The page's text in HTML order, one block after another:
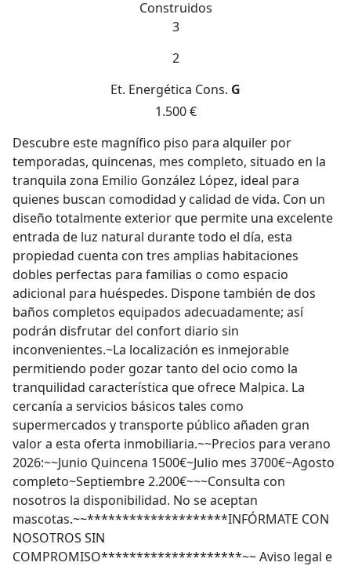
Construidos
3
2
Et. Energética Cons. G
1.500 €
Descubre este magnífico piso para alquiler por
temporadas, quincenas, mes completo, situado en la
tranquila zona Emilio González López, ideal para
quienes buscan comodidad y calidad de vida. Con un
diseño totalmente exterior que permite una excelente
entrada de luz natural durante todo el día, esta
propiedad cuenta con tres amplias habitaciones
dobles perfectas para familias o como espacio
adicional para huéspedes. Dispone también de dos
baños completos equipados adecuadamente; así
podrán disfrutar del confort diario sin
inconvenientes.~La localización es inmejorable
permitiendo poder gozar tanto del ocio como la
tranquilidad característica que ofrece Malpica. La
cercanía a servicios básicos tales como
supermercados y transporte público añaden gran
valor a esta oferta inmobiliaria.~~Precios para verano
2026:~~Junio Quincena 1500€~Julio mes 3700€~Agosto
completo~Septiembre 2.200€~~~Consulta con
nosotros la disponibilidad. No se aceptan
mascotas.~~********************INFÓRMATE CON
NOSOTROS SIN
COMPROMISO********************~~ Aviso legal e